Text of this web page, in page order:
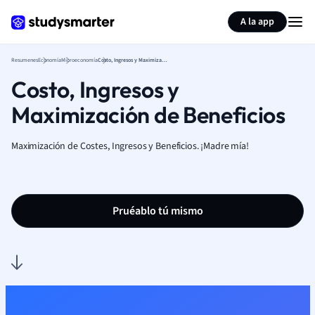
A la app
ResumenesEconomíaMicroeconomía Costo, Ingresos y Maximización de Beneficios
Costo, Ingresos y
Maximización de Beneficios
Maximización de Costes, Ingresos y Beneficios. ¡Madre mía!
Pruéablo tú mismo
Resumir página